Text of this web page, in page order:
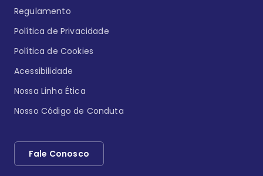
Regulamento
Política de Privacidade
Política de Cookies
Acessibilidade
Nossa Linha Ética
Nosso Código de Conduta
Fale Conosco